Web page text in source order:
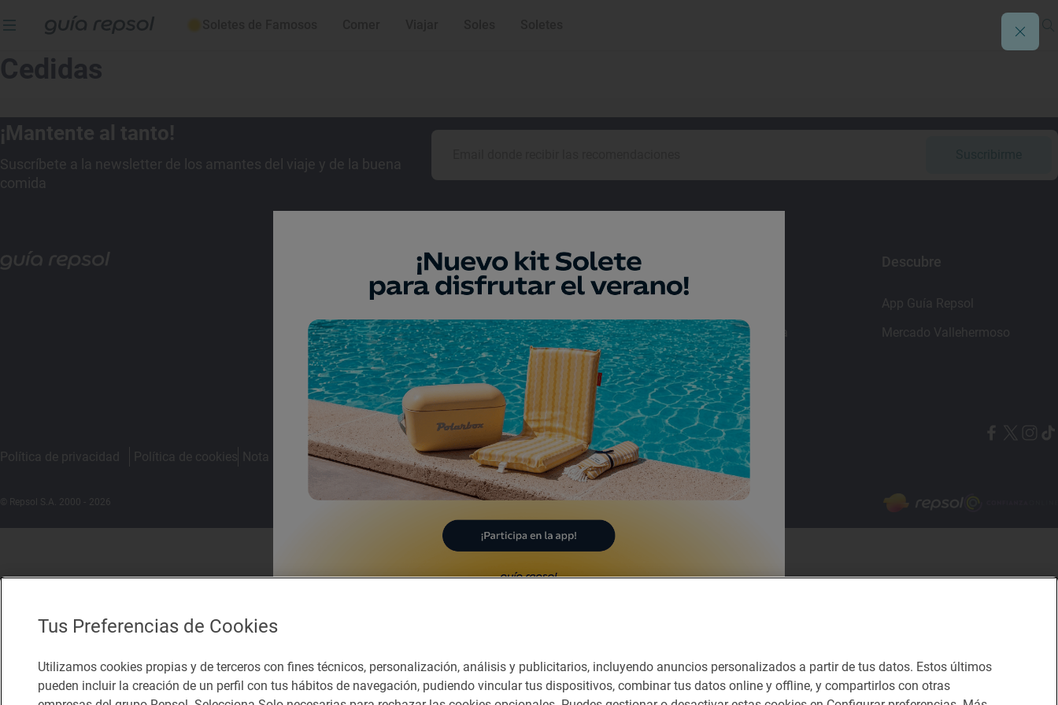
Cedidas
¡Mantente al tanto!
Suscríbete a la newsletter de los amantes del viaje y de la buena
comida
Guía Repsol
Viajar
Dormir
Sala de prensa
Canal de ética
Descubre
App Guía Repsol
Mercado Vallehermoso
Política de privacidad Política de cookies Nota legal Condiciones del servicio
© Repsol S.A. 2000 - 2026
Tus Preferencias de Cookies
Utilizamos cookies propias y de terceros con fines técnicos, personalización, análisis y publicitarios, incluyendo anuncios personalizados a partir de tus datos. Estos últimos
pueden incluir la creación de un perfil con tus hábitos de navegación, pudiendo vincular tus dispositivos, combinar tus datos online y offline, y compartirlos con otras